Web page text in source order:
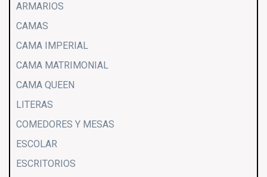
ARMARIOS
CAMAS
CAMA IMPERIAL
CAMA MATRIMONIAL
CAMA QUEEN
LITERAS
COMEDORES Y MESAS
ESCOLAR
ESCRITORIOS